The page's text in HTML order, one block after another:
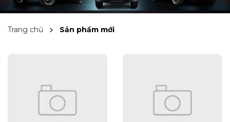
Trang chủ Sản phẩm mới